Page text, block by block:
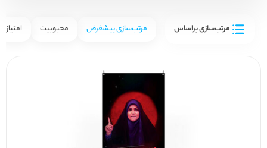
مرتب‌سازی براساس مرتب‌سازی پیشفرض محبوبیت امتیاز